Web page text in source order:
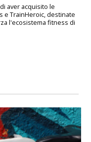
aver acquisito le
e TrainHeroic, destinate
l'ecosistema fitness di